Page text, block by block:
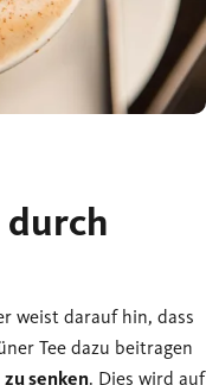
weist darauf hin, dass
Tee dazu beitragen
zu senken. Dies wird auf